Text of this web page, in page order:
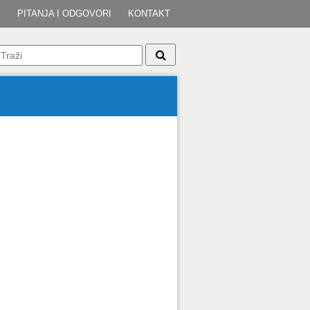
PITANJA I ODGOVORI KONTAKT